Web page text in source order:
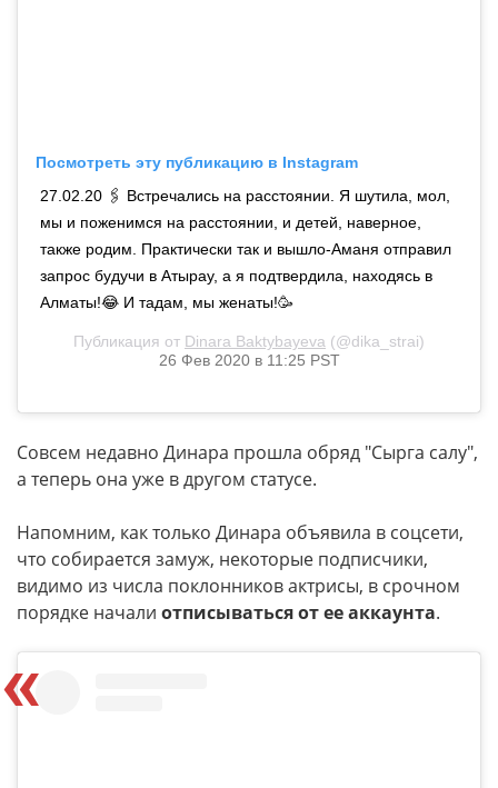
Посмотреть эту публикацию в Instagram
27.02.20 🖇 Встречались на расстоянии. Я шутила, мол,
мы и поженимся на расстоянии, и детей, наверное,
также родим. Практически так и вышло-Аманя отправил
запрос будучи в Атырау, а я подтвердила, находясь в
Алматы!😂 И тадам, мы женаты!🥳
Публикация от Dinara Baktybayeva (@dika_strai)
26 Фев 2020 в 11:25 PST
Совсем недавно Динара прошла обряд "Сырга салу",
а теперь она уже в другом статусе.
Напомним, как только Динара объявила в соцсети,
что собирается замуж, некоторые подписчики,
видимо из числа поклонников актрисы, в срочном
порядке начали отписываться от ее аккаунта.